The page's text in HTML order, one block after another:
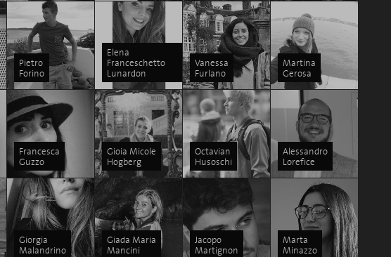
Pietro
Forino
Elena
Franceschetto
Lunardon
Vanessa
Furlano
Martina
Gerosa
Francesca
Guzzo
Gioia Micole
Hogberg
Octavian
Husoschi
Alessandro
Lorefice
Giorgia
Malandrino
Giada Maria
Mancini
Jacopo
Martignon
Marta
Minazzo